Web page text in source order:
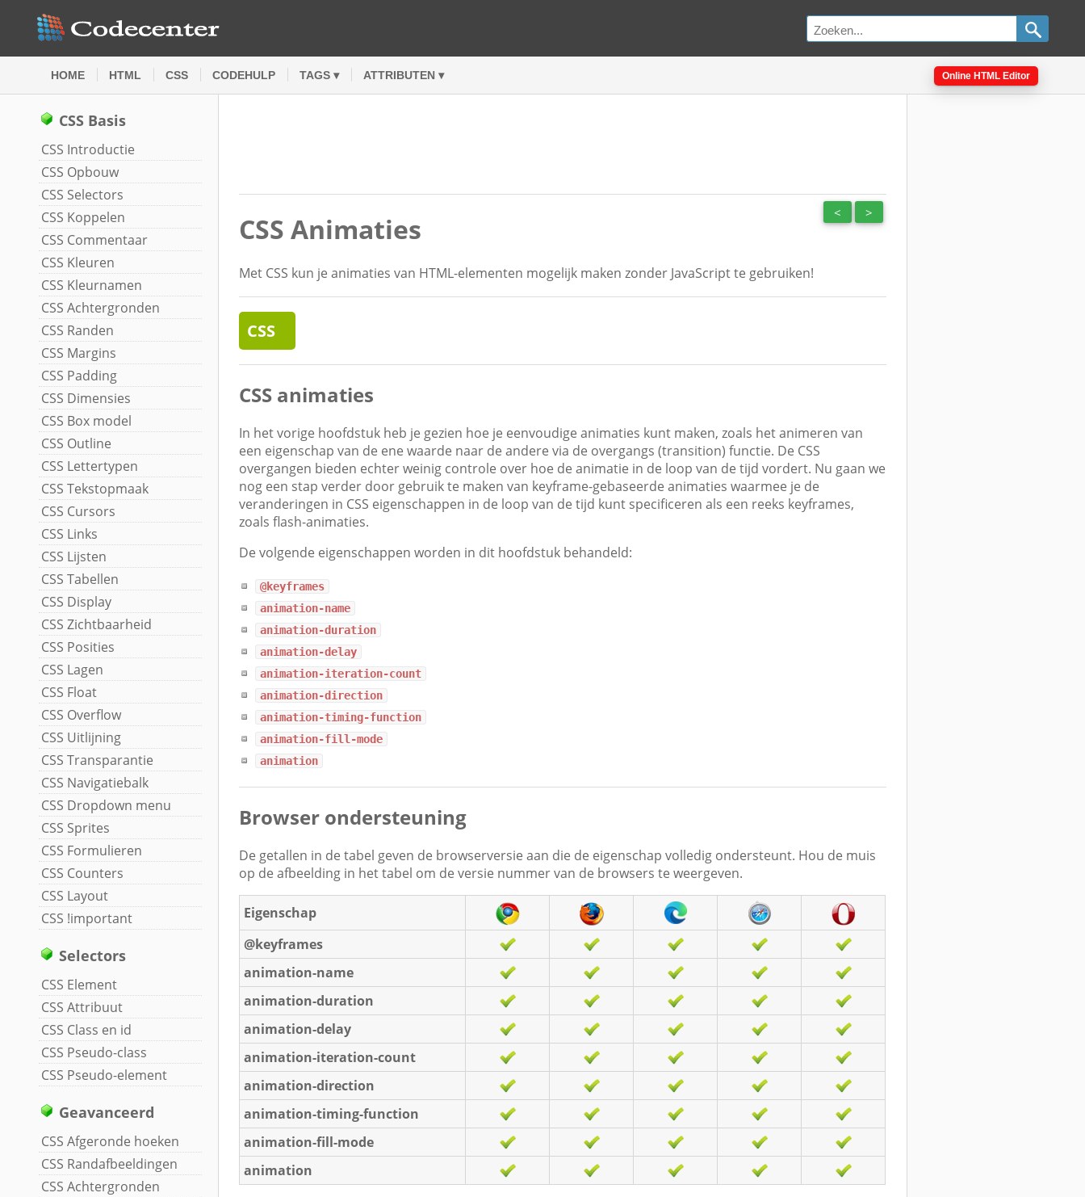
HOME HTML CSS CODEHULP TAGS ▾ ATTRIBUTEN ▾ Online HTML Editor
CSS Basis
CSS Introductie
CSS Opbouw
CSS Selectors
CSS Koppelen
CSS Commentaar
CSS Kleuren
CSS Kleurnamen
CSS Achtergronden
CSS Randen
CSS Margins
CSS Padding
CSS Dimensies
CSS Box model
CSS Outline
CSS Lettertypen
CSS Tekstopmaak
CSS Cursors
CSS Links
CSS Lijsten
CSS Tabellen
CSS Display
CSS Zichtbaarheid
CSS Posities
CSS Lagen
CSS Float
CSS Overflow
CSS Uitlijning
CSS Transparantie
CSS Navigatiebalk
CSS Dropdown menu
CSS Sprites
CSS Formulieren
CSS Counters
CSS Layout
CSS !important
Selectors
CSS Element
CSS Attribuut
CSS Class en id
CSS Pseudo-class
CSS Pseudo-element
Geavanceerd
CSS Afgeronde hoeken
CSS Randafbeeldingen
CSS Achtergronden
< >
CSS Animaties
Met CSS kun je animaties van HTML-elementen mogelijk maken zonder JavaScript te gebruiken!
CSS
CSS animaties
In het vorige hoofdstuk heb je gezien hoe je eenvoudige animaties kunt maken, zoals het animeren van
een eigenschap van de ene waarde naar de andere via de overgangs (transition) functie. De CSS
overgangen bieden echter weinig controle over hoe de animatie in de loop van de tijd vordert. Nu gaan we
nog een stap verder door gebruik te maken van keyframe-gebaseerde animaties waarmee je de
veranderingen in CSS eigenschappen in de loop van de tijd kunt specificeren als een reeks keyframes,
zoals flash-animaties.
De volgende eigenschappen worden in dit hoofdstuk behandeld:
@keyframes
animation-name
animation-duration
animation-delay
animation-iteration-count
animation-direction
animation-timing-function
animation-fill-mode
animation
Browser ondersteuning
De getallen in de tabel geven de browserversie aan die de eigenschap volledig ondersteunt. Hou de muis
op de afbeelding in het tabel om de versie nummer van de browsers te weergeven.
Eigenschap
@keyframes
animation-name
animation-duration
animation-delay
animation-iteration-count
animation-direction
animation-timing-function
animation-fill-mode
animation